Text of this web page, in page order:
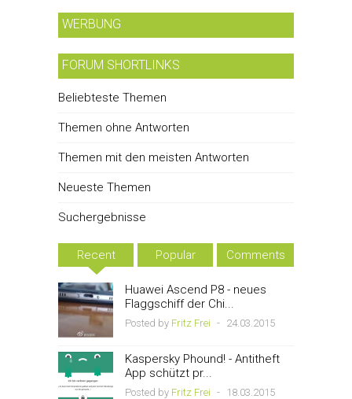
WERBUNG
FORUM SHORTLINKS
Beliebteste Themen
Themen ohne Antworten
Themen mit den meisten Antworten
Neueste Themen
Suchergebnisse
Recent Popular Comments
Huawei Ascend P8 - neues
Flaggschiff der Chi...
Posted by Fritz Frei - 24.03.2015
Kaspersky Phound! - Antitheft
App schützt pr...
Posted by Fritz Frei - 18.03.2015